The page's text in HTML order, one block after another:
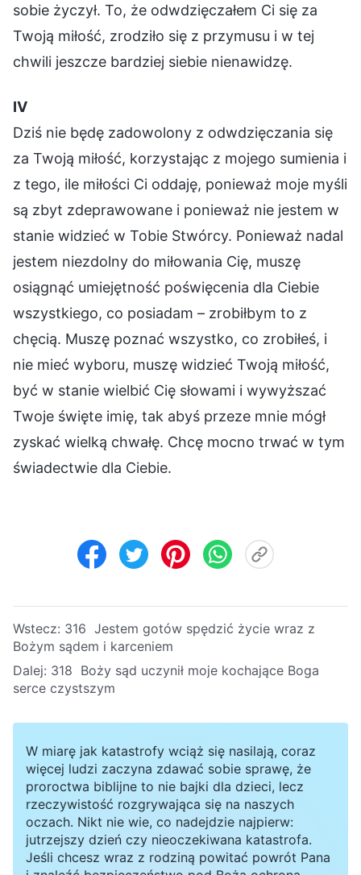
sobie życzył. To, że odwdzięczałem Ci się za
Twoją miłość, zrodziło się z przymusu i w tej
chwili jeszcze bardziej siebie nienawidzę.
Ⅳ
Dziś nie będę zadowolony z odwdzięczania się
za Twoją miłość, korzystając z mojego sumienia i
z tego, ile miłości Ci oddaję, ponieważ moje myśli
są zbyt zdeprawowane i ponieważ nie jestem w
stanie widzieć w Tobie Stwórcy. Ponieważ nadal
jestem niezdolny do miłowania Cię, muszę
osiągnąć umiejętność poświęcenia dla Ciebie
wszystkiego, co posiadam – zrobiłbym to z
chęcią. Muszę poznać wszystko, co zrobiłeś, i
nie mieć wyboru, muszę widzieć Twoją miłość,
być w stanie wielbić Cię słowami i wywyższać
Twoje święte imię, tak abyś przeze mnie mógł
zyskać wielką chwałę. Chcę mocno trwać w tym
świadectwie dla Ciebie.
Wstecz: 316 Jestem gotów spędzić życie wraz z
Bożym sądem i karceniem
Dalej: 318 Boży sąd uczynił moje kochające Boga
serce czystszym
W miarę jak katastrofy wciąż się nasilają, coraz
więcej ludzi zaczyna zdawać sobie sprawę, że
proroctwa biblijne to nie bajki dla dzieci, lecz
rzeczywistość rozgrywająca się na naszych
oczach. Nikt nie wie, co nadejdzie najpierw:
jutrzejszy dzień czy nieoczekiwana katastrofa.
Jeśli chcesz wraz z rodziną powitać powrót Pana